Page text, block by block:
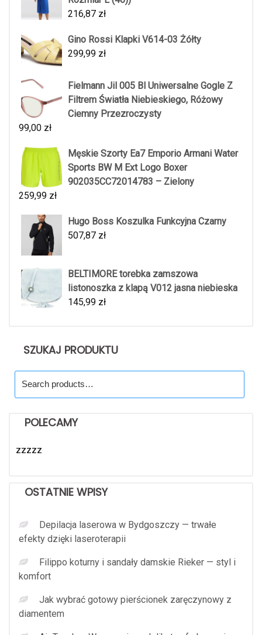
216,87 zł
Gino Rossi Klapki V614-03 Żółty
299,99 zł
Fielmann Jil 005 Bl Uniwersalne Gogle Z
Filtrem Światła Niebieskiego, Różowy
Ciemny Przezroczysty
99,00 zł
Męskie Szorty Ea7 Emporio Armani Water
Sports BW M Ext Logo Boxer
902035CC72014783 – Zielony
259,99 zł
Hugo Boss Koszulka Funkcyjna Czarny
507,87 zł
BELTIMORE torebka zamszowa
listonoszka z klapą V012 jasna niebieska
145,99 zł
SZUKAJ PRODUKTU
for:
POLECAMY
zzzzz
OSTATNIE WPISY
Depilacja laserowa w Bydgoszczy — trwałe
efekty dzięki laseroterapii
Filippo koturny i sandały damskie Rieker — styl i
komfort
Jak wybrać gotowy pierścionek zaręczynowy z
diamentem